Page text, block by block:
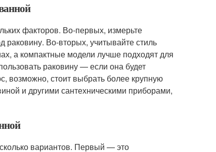
факторов. Во-первых, измерьте
раковину. Во-вторых, учитывайте стиль
а компактные модели лучше подходят для
раковину — если она будет
возможно, стоит выбрать более крупную
и другими сантехническими приборами,
вариантов. Первый — это